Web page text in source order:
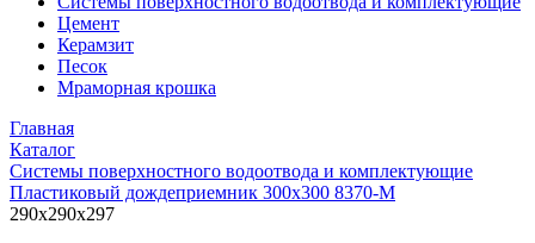
Цемент
Керамзит
Песок
Мраморная крошка
Главная
Каталог
Системы поверхностного водоотвода и комплектующие
Пластиковый дождеприемник 300x300 8370-М
290x290x297